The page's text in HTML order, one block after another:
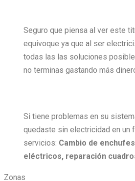
Seguro que piensa al ver este
equivoque ya que al ser
todas las las soluciones
no terminas gastando más
Si tiene problemas en su
quedaste sin electricidad en un
servicios: Cambio de
eléctricos, reparación
Zonas